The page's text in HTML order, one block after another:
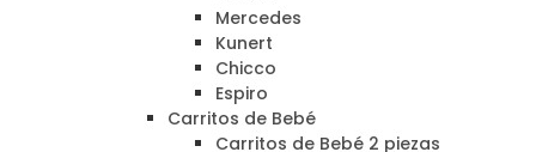
Mercedes
Kunert
Chicco
Espiro
Carritos de Bebé
Carritos de Bebé 2 piezas